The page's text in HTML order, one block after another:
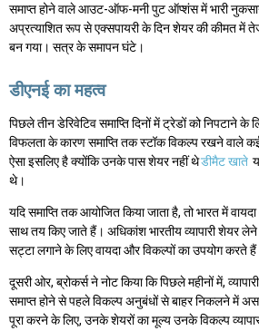
समाप्त होने वाले आउट-ऑफ-मनी पुट ऑप्शंस में भारी
अप्रत्याशित रूप से एक्सपायरी के दिन शेयर की कीमत में
बन गया। सत्र के समापन घंटे।
डीएनई का महत्व
पिछले तीन डेरिवेटिव समाप्ति दिनों में ट्रेडों को निपटाने के
विफलता के कारण समाप्ति तक स्टॉक विकल्प रखने वाले कई
ऐसा इसलिए है क्योंकि उनके पास शेयर नहीं थेडीमैट खाते
थे।
यदि समाप्ति तक आयोजित किया जाता है, तो भारत में
साथ तय किए जाते हैं। अधिकांश भारतीय व्यापारी शेयर
सट्टा लगाने के लिए वायदा और विकल्पों का उपयोग करते
दूसरी ओर, ब्रोकर्स ने नोट किया कि पिछले महीनों में,
समाप्त होने से पहले विकल्प अनुबंधों से बाहर निकलने में
पूरा करने के लिए, उनके शेयरों का मूल्य उनके विकल्प